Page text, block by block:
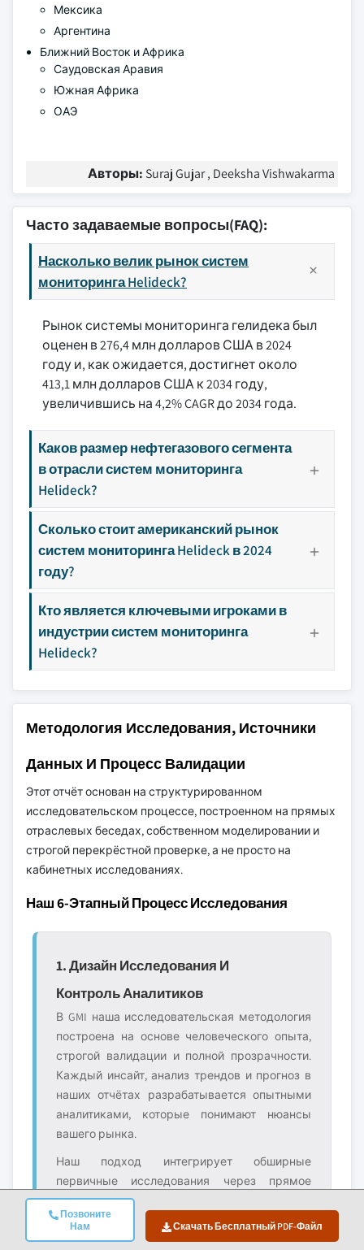
Позвоните
Нам
Скачать Бесплатный PDF-Файл
Мексика
Аргентина
Ближний Восток и Африка
Саудовская Аравия
Южная Африка
ОАЭ
Авторы: Suraj Gujar , Deeksha Vishwakarma
Часто задаваемые вопросы(FAQ):
Насколько велик рынок систем
мониторинга Helideck?
Рынок системы мониторинга гелидека был
оценен в 276,4 млн долларов США в 2024
году и, как ожидается, достигнет около
413,1 млн долларов США к 2034 году,
увеличившись на 4,2% CAGR до 2034 года.
Каков размер нефтегазового сегмента
в отрасли систем мониторинга
Helideck?
Сколько стоит американский рынок
систем мониторинга Helideck в 2024
году?
Кто является ключевыми игроками в
индустрии систем мониторинга
Helideck?
Методология Исследования, Источники
Данных И Процесс Валидации
Этот отчёт основан на структурированном
исследовательском процессе, построенном на прямых
отраслевых беседах, собственном моделировании и
строгой перекрёстной проверке, а не просто на
кабинетных исследованиях.
Наш 6-Этапный Процесс Исследования
1. Дизайн Исследования И
Контроль Аналитиков
В GMI наша исследовательская методология
построена на основе человеческого опыта,
строгой валидации и полной прозрачности.
Каждый инсайт, анализ трендов и прогноз в
наших отчётах разрабатывается опытными
аналитиками, которые понимают нюансы
вашего рынка.
Наш подход интегрирует обширные
первичные исследования через прямое
взаимодействие с участниками отрасли и
экспертами, дополненные всесторонними
вторичными исследованиями из